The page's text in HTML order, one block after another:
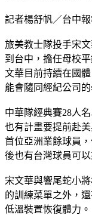
記者楊舒帆／台中
旅美教士隊投手宋
到台中，擔任母校
文華目前持續在國
能會隨同經紀公司
中華隊經典賽28人
也有計畫要提前赴
首位亞洲業餘球員
後也有台灣球員可
宋文華與響尾蛇小
的訓練菜單之外，
低溫裝置恢復體力。